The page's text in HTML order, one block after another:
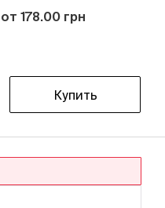
от 178.00 грн
Купить